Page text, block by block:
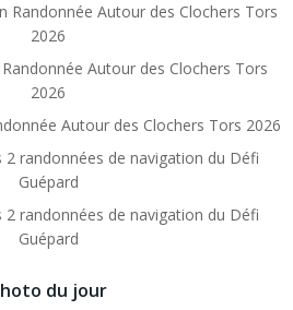
Randonnée Autour des Clochers Tors
2026
Autour des Clochers Tors
2026
Autour des Clochers Tors 2026
2 randonnées de navigation du Défi
Guépard
2 randonnées de navigation du Défi
Guépard
du jour